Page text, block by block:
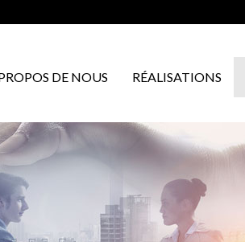
DE NOUS RÉALISATIONS